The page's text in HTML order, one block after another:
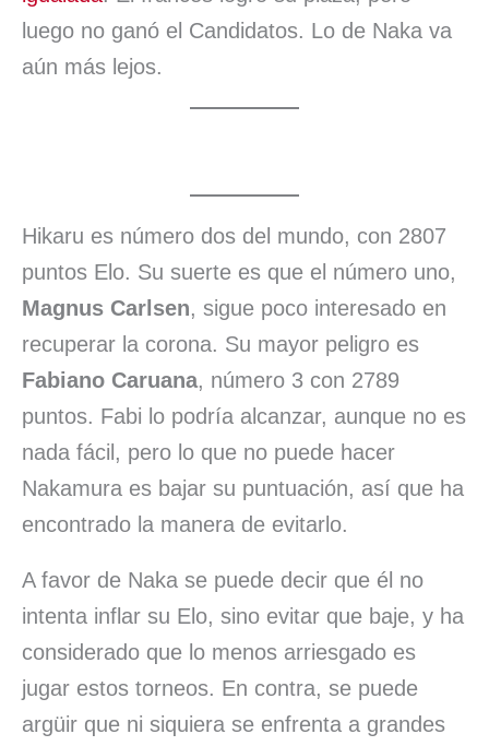
luego no ganó el Candidatos. Lo de Naka va
aún más lejos.
Hikaru es número dos del mundo, con 2807
puntos Elo. Su suerte es que el número uno,
Magnus Carlsen, sigue poco interesado en
recuperar la corona. Su mayor peligro es
Fabiano Caruana, número 3 con 2789
puntos. Fabi lo podría alcanzar, aunque no es
nada fácil, pero lo que no puede hacer
Nakamura es bajar su puntuación, así que ha
encontrado la manera de evitarlo.
A favor de Naka se puede decir que él no
intenta inflar su Elo, sino evitar que baje, y ha
considerado que lo menos arriesgado es
jugar estos torneos. En contra, se puede
argüir que ni siquiera se enfrenta a grandes